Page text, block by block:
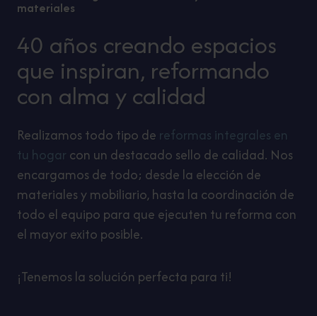
materiales
40 años creando espacios
que inspiran, reformando
con alma y calidad
Realizamos todo tipo de reformas integrales en
tu hogar con un destacado sello de calidad. Nos
encargamos de todo; desde la elección de
materiales y mobiliario, hasta la coordinación de
todo el equipo para que ejecuten tu reforma con
el mayor exito posible.
¡Tenemos la solución perfecta para ti!